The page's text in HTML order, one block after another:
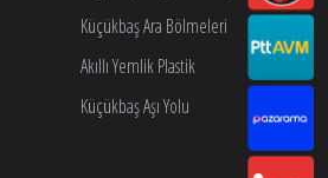
Küçükbaş Ara Bölmeleri
Akıllı Yemlik Plastik
Küçükbaş Aşı Yolu